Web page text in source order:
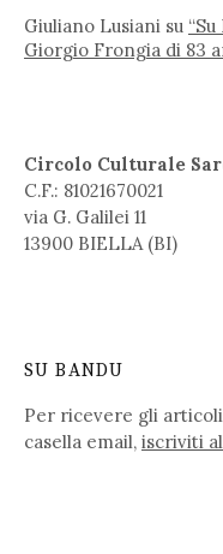
Giuliano Lusiani su
Giorgio Frongia di 83
Circolo Culturale
C.F.: 81021670021
via G. Galilei 11
13900 BIELLA (BI)
SU BANDU
Per ricevere gli
casella email, iscriviti